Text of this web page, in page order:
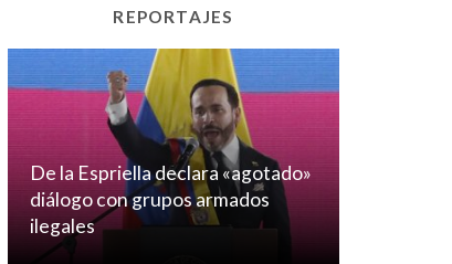
REPORTAJES
De la Espriella declara «agotado»
diálogo con grupos armados
ilegales